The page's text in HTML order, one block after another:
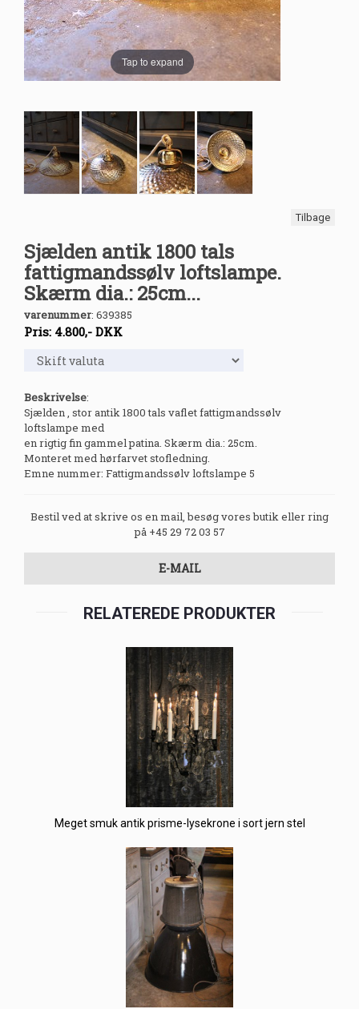
Tap to expand
Tilbage
Sjælden antik 1800 tals
fattigmandssølv loftslampe.
Skærm dia.: 25cm...
varenummer: 639385
Pris: 4.800,- DKK
Beskrivelse:
Sjælden , stor antik 1800 tals vaflet fattigmandssølv
loftslampe med
en rigtig fin gammel patina. Skærm dia.: 25cm.
Monteret med hørfarvet stofledning.
Emne nummer: Fattigmandssølv loftslampe 5
Bestil ved at skrive os en mail, besøg vores butik eller ring
på +45 29 72 03 57
E-MAIL
RELATEREDE PRODUKTER
Meget smuk antik prisme-lysekrone i sort jern stel